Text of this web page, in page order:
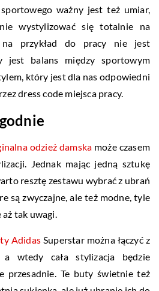
ważny jest też umiar,
wystylizować się totalnie na
przykład do pracy nie jest
jest balans między sportowym
który jest dla nas odpowiedni
dress code miejsca pracy.
odzież damska może czasem
Jednak mając jedną sztukę
resztę zestawu wybrać z ubrań
są zwyczajne, ale też modne, tyle
tak uwagi.
Adidas Superstar można łączyć z
a wtedy cała stylizacja będzie
przesadnie. Te buty świetnie też